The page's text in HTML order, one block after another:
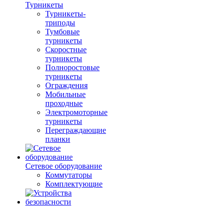
Турникеты
Турникеты-
триподы
Тумбовые
турникеты
Скоростные
турникеты
Полноростовые
турникеты
Ограждения
Мобильные
проходные
Электромоторные
турникеты
Переграждающие
планки
Сетевое оборудование
Коммутаторы
Комплектующие